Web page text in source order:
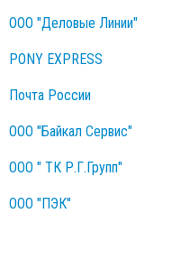
ООО "Деловые Линии"
PONY EXPRESS
Почта России
ООО "Байкал Сервис"
ООО " ТК Р.Г.Групп"
ООО "ПЭК"